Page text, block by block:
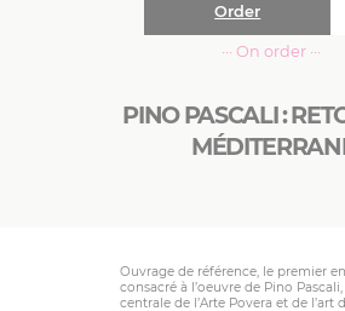
PINO PASCALI :
Order
··· On order ···
Ouvrage de référence, le premier
consacré à l’oeuvre de Pino
centrale de l’Arte Povera et de l’art